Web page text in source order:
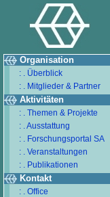
Organisation
: . Überblick
: . Mitglieder & Partner
Aktivitäten
: . Themen & Projekte
: . Ausstattung
: . Forschungsportal SA
: . Veranstaltungen
: . Publikationen
Kontakt
: . Office